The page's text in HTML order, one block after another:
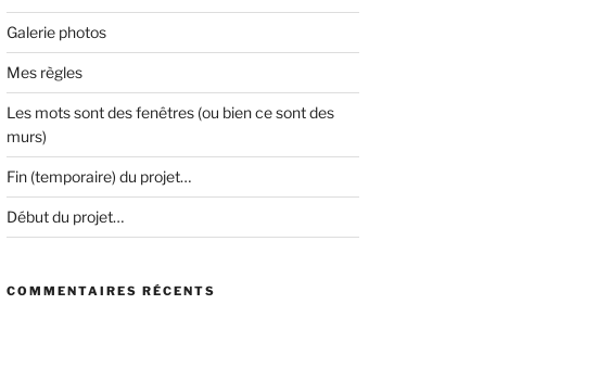
Galerie photos
Mes règles
Les mots sont des fenêtres (ou bien ce sont des
murs)
Fin (temporaire) du projet…
Début du projet…
COMMENTAIRES RÉCENTS